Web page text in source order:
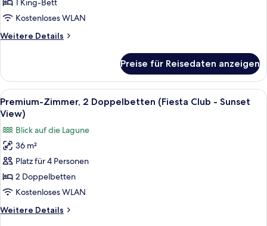
Bett
Club
View)
anzeigen
Kostenloses WLAN
Weitere Details
Weitere
Zimmer,
1 King-
Bett
(Fiesta
-
Sunset
View)
Preise für Reisedaten anzeigen
Alle
Fotos
Premium-
Zimmer,
2 Doppelbetten
(Fiesta
Club
-
Sunset
Ein Hotelzimmer mit Bett,
7
Premium-Zimmer, 2 Doppelbetten (Fiesta Club - Sunset
View)
Blick auf die Lagune
36 m²
Platz für 4 Personen
2 Doppelbetten
Kostenloses WLAN
Weitere Details
Weitere